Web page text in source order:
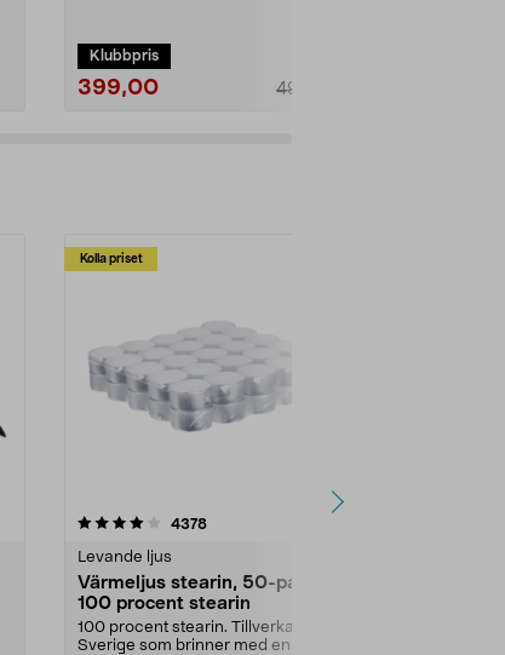
Klubbpris
399,00 499,00
Kolla priset
4378recensioner
Levande ljus
Värmeljus stearin, 50-pack,
100 procent stearin
100 procent stearin. Tillverkade i
Sverige som brinner med en
4.5av 5 stjärnor